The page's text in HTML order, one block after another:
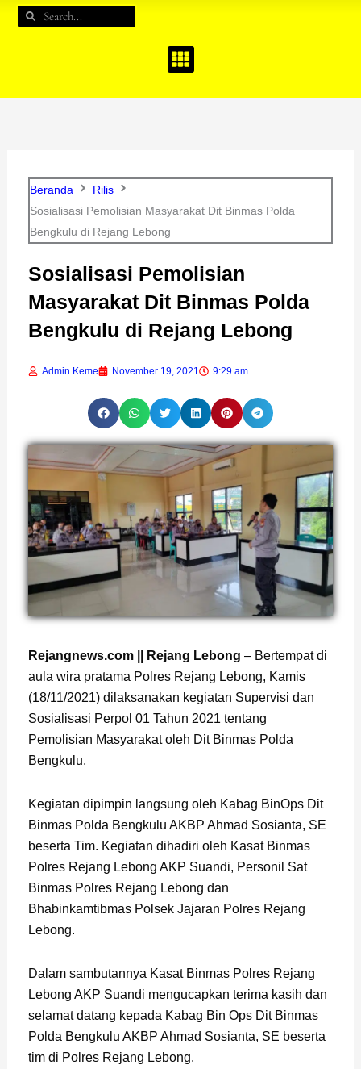
e
t
Search
Search
Beranda
Rilis
Sosialisasi Pemolisian Masyarakat Dit Binmas Polda
Bengkulu di Rejang Lebong
Sosialisasi Pemolisian
Masyarakat Dit Binmas Polda
Bengkulu di Rejang Lebong
Admin Keme November 19, 2021 9:29 am
Rejangnews.com || Rejang Lebong – Bertempat di
aula wira pratama Polres Rejang Lebong, Kamis
(18/11/2021) dilaksanakan kegiatan Supervisi dan
Sosialisasi Perpol 01 Tahun 2021 tentang
Pemolisian Masyarakat oleh Dit Binmas Polda
Bengkulu.
Kegiatan dipimpin langsung oleh Kabag BinOps Dit
Binmas Polda Bengkulu AKBP Ahmad Sosianta, SE
beserta Tim. Kegiatan dihadiri oleh Kasat Binmas
Polres Rejang Lebong AKP Suandi, Personil Sat
Binmas Polres Rejang Lebong dan
Bhabinkamtibmas Polsek Jajaran Polres Rejang
Lebong.
Dalam sambutannya Kasat Binmas Polres Rejang
Lebong AKP Suandi mengucapkan terima kasih dan
selamat datang kepada Kabag Bin Ops Dit Binmas
Polda Bengkulu AKBP Ahmad Sosianta, SE beserta
tim di Polres Rejang Lebong.